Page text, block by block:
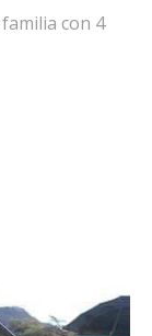
con 4